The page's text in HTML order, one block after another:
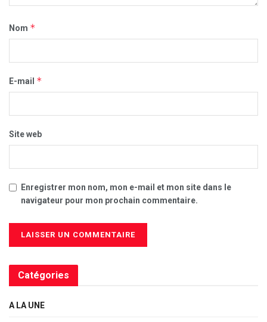
Nom *
E-mail *
Site web
Enregistrer mon nom, mon e-mail et mon site dans le
navigateur pour mon prochain commentaire.
Catégories
A LA UNE